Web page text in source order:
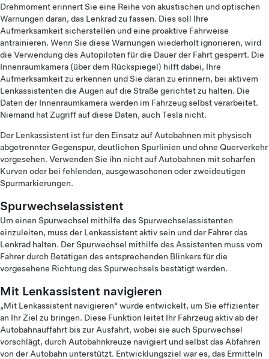
Drehmoment erinnert Sie eine Reihe von akustischen und optischen
Warnungen daran, das Lenkrad zu fassen. Dies soll Ihre
Aufmerksamkeit sicherstellen und eine proaktive Fahrweise
antrainieren. Wenn Sie diese Warnungen wiederholt ignorieren, wird
die Verwendung des Autopiloten für die Dauer der Fahrt gesperrt. Die
Innenraumkamera (über dem Rückspiegel) hilft dabei, Ihre
Aufmerksamkeit zu erkennen und Sie daran zu erinnern, bei aktivem
Lenkassistenten die Augen auf die Straße gerichtet zu halten. Die
Daten der Innenraumkamera werden im Fahrzeug selbst verarbeitet.
Niemand hat Zugriff auf diese Daten, auch Tesla nicht.
Der Lenkassistent ist für den Einsatz auf Autobahnen mit physisch
abgetrennter Gegenspur, deutlichen Spurlinien und ohne Querverkehr
vorgesehen. Verwenden Sie ihn nicht auf Autobahnen mit scharfen
Kurven oder bei fehlenden, ausgewaschenen oder zweideutigen
Spurmarkierungen.
Spurwechselassistent
Um einen Spurwechsel mithilfe des Spurwechselassistenten
einzuleiten, muss der Lenkassistent aktiv sein und der Fahrer das
Lenkrad halten. Der Spurwechsel mithilfe des Assistenten muss vom
Fahrer durch Betätigen des entsprechenden Blinkers für die
vorgesehene Richtung des Spurwechsels bestätigt werden.
Mit Lenkassistent navigieren
„Mit Lenkassistent navigieren“ wurde entwickelt, um Sie effizienter
an Ihr Ziel zu bringen. Diese Funktion leitet Ihr Fahrzeug aktiv ab der
Autobahnauffahrt bis zur Ausfahrt, wobei sie auch Spurwechsel
vorschlägt, durch Autobahnkreuze navigiert und selbst das Abfahren
von der Autobahn unterstützt. Entwicklungsziel war es, das Ermitteln